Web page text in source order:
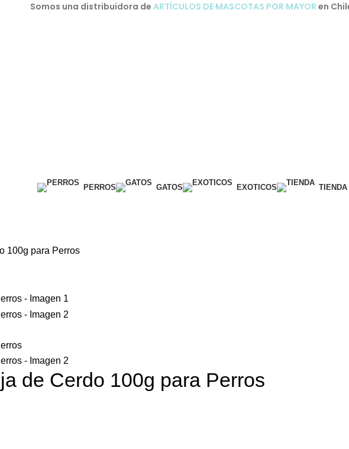
Somos una distribuidora de ARTÍCULOS DE MASCOTAS POR MAYOR en
PERROS GATOS EXOTICOS TIENDA
100g para Perros
de Cerdo 100g para Perros